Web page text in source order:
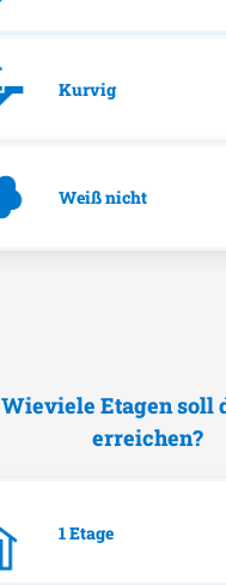
Kurvig
Weiß nicht
Wieviele Etagen soll
erreichen?
1 Etage